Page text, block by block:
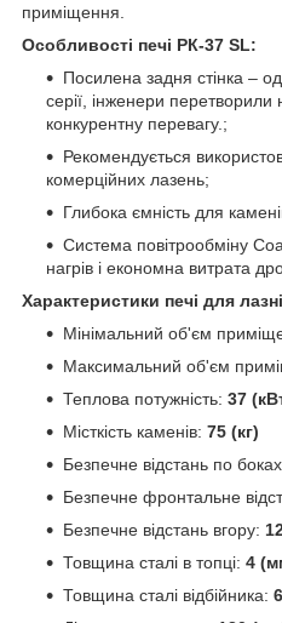
приміщення.
Особливості печі РК-37 SL:
Посилена задня стінка –
серії, інженери перетворили
конкурентну перевагу.;
Рекомендується
комерційних лазень;
Глибока ємність для
Система повітрообміну
нагрів і економна витрата
Характеристики печі для
Мінімальний об'єм
Максимальний об'єм
Теплова потужність: 37
Місткість каменів: 75 (кг)
Безпечне відстань по боках
Безпечне фронтальне
Безпечне відстань вгору:
Товщина сталі в топці: 4
Товщина сталі відбійника: